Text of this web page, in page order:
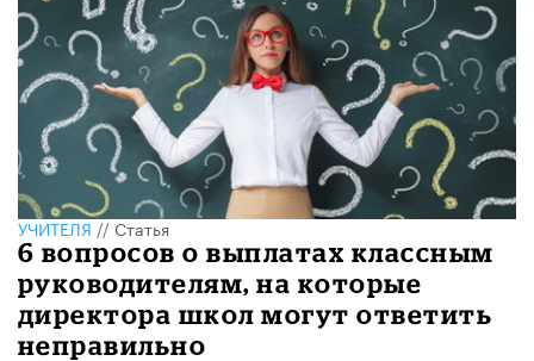
УЧИТЕЛЯ//Статья
6 вопросов о выплатах классным
руководителям, на которые
директора школ могут ответить
неправильно